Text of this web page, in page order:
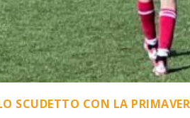
SCUDETTO CON LA